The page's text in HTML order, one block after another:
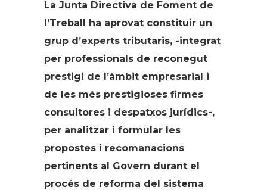
La Junta Directiva de Foment de
l’Treball ha aprovat constituir un
grup d’experts tributaris, -integrat
per professionals de reconegut
prestigi de l’àmbit empresarial i
de les més prestigioses firmes
consultores i despatxos jurídics-,
per analitzar i formular les
propostes i recomanacions
pertinents al Govern durant el
procés de reforma del sistema